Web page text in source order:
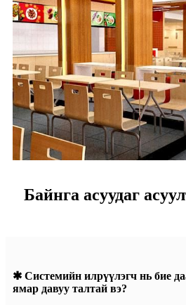
Байнга асуудаг
✱ Системийн илрүүлэгч нь бие
ямар давуу талтай вэ?